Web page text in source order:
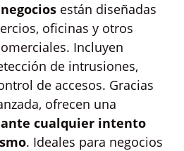
están diseñadas
oficinas y otros
Incluyen
de intrusiones,
de accesos. Gracias
ofrecen una
cualquier intento
. Ideales para negocios